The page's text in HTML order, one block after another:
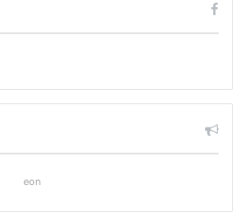
eon